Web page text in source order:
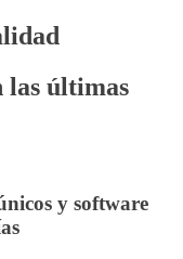
las últimas
y software